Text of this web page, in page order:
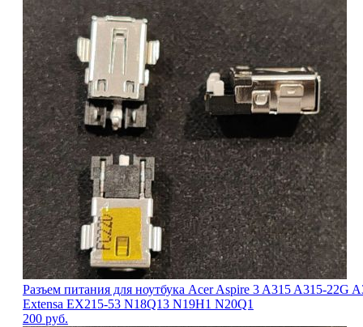
Разъем питания для ноутбука Acer Aspire 3 A315 A315-
Extensa EX215-53 N18Q13 N19H1 N20Q1
200 руб.